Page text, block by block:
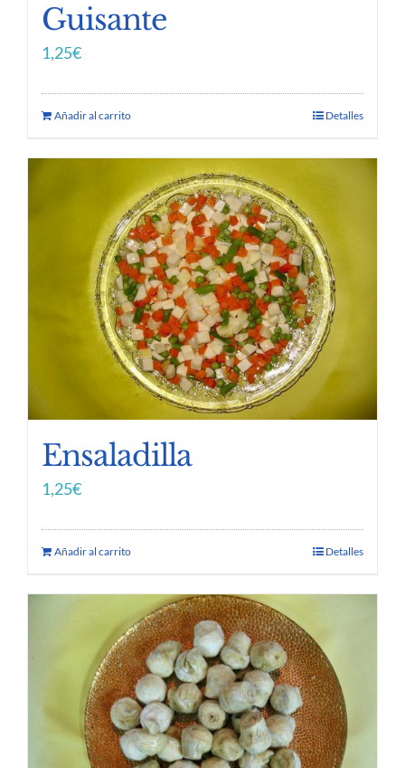
Guisante
1,25€
Añadir al carrito Detalles
Ensaladilla
1,25€
Añadir al carrito Detalles